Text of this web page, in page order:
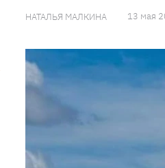
НАТАЛЬЯ МАЛКИНА 13 мая